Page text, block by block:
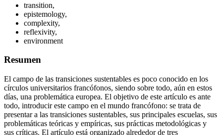
transition,
epistemology,
complexity,
reflexivity,
environment
Resumen
El campo de las transiciones sustentables es poco conocido en los
círculos universitarios francófonos, siendo sobre todo, aún en estos
días, una problemática europea. El objetivo de este artículo es ante
todo, introducir este campo en el mundo francófono: se trata de
presentar a las transiciones sustentables, sus principales escuelas, sus
problemáticas teóricas y empíricas, sus prácticas metodológicas y
sus críticas. El artículo está organizado alrededor de tres